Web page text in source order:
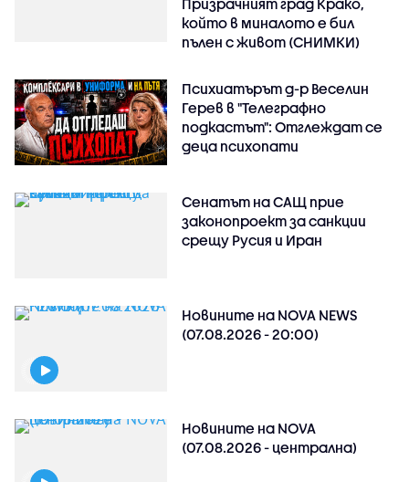
Призрачният град Крако,
който в миналото е бил
пълен с живот (СНИМКИ)
Психиатърът д-р Веселин
Герев в "Телеграфно
подкастът": Отглеждат се
деца психопати
Сенатът на САЩ прие
законопроект за санкции
срещу Русия и Иран
Новините на NOVA NEWS
(07.08.2026 - 20:00)
Новините на NOVA
(07.08.2026 - централна)